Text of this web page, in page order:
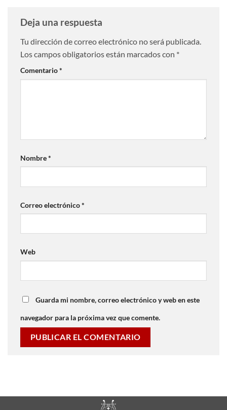
Deja una respuesta
Tu dirección de correo electrónico no será publicada.
Los campos obligatorios están marcados con *
Comentario*
Nombre*
Correo electrónico*
Web
Guarda mi nombre, correo electrónico y web en este
navegador para la próxima vez que comente.